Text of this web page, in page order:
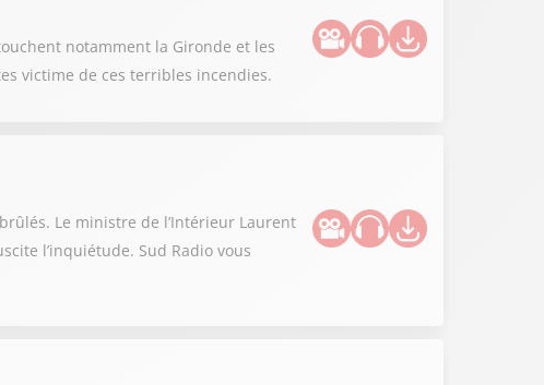
notamment la Gironde et les
victime de ces terribles incendies.
Le ministre de l’Intérieur Laurent
l’inquiétude. Sud Radio vous